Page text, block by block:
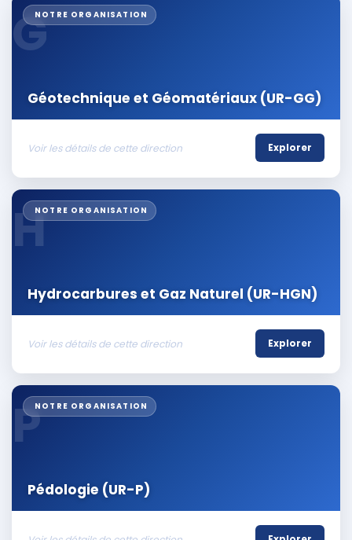
GNOTRE ORGANISATION
Géotechnique et Géomatériaux (UR-GG)
Voir les détails de cette direction Explorer
HNOTRE ORGANISATION
Hydrocarbures et Gaz Naturel (UR-HGN)
Voir les détails de cette direction Explorer
PNOTRE ORGANISATION
Pédologie (UR-P)